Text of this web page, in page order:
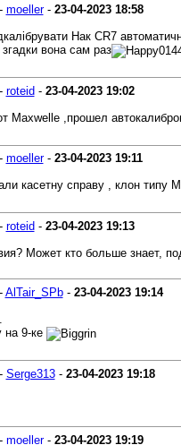
moeller- 23-04-2023 18:58
Нак CR7
вона сам раз
roteid - 23-04-2023 19:02
Maxwellе ,прошел
moeller- 23-04-2023 19:11
касетну справу , клон типу
roteid - 23-04-2023 19:13
Может кто больше знает,
AlTair_SPb- 23-04-2023 19:14
на 9-ке
Serge313- 23-04-2023 19:18
moeller- 23-04-2023 19:19